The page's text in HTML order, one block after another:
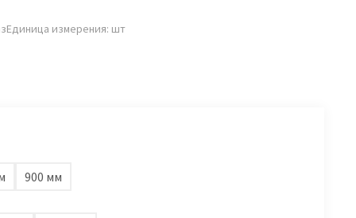
Единица измерения: шт
900 мм